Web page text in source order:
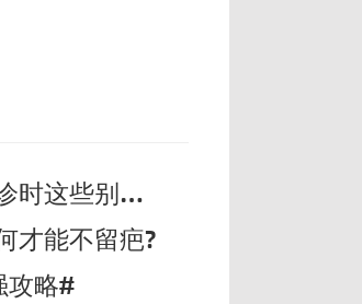
则被坑都不知道！
才能不留疤?
攻略#